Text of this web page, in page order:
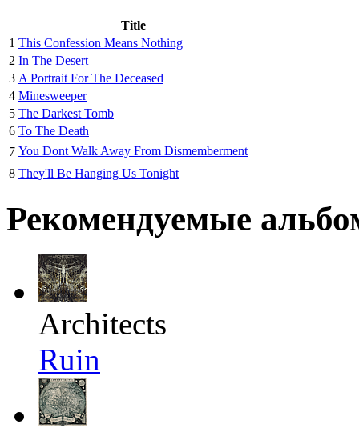
Title
1 This Confession Means Nothing
2 In The Desert
3 A Portrait For The Deceased
4 Minesweeper
5 The Darkest Tomb
6 To The Death
7 You Dont Walk Away From Dismemberment
8 They'll Be Hanging Us Tonight
Рекомендуемые
Architects
Ruin